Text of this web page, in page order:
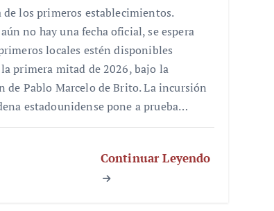
de los primeros establecimientos.
no hay una fecha oficial, se espera
locales estén disponibles
primera mitad de 2026, bajo la
de Pablo Marcelo de Brito. La incursión
estadounidense pone a prueba…
Continuar Leyendo